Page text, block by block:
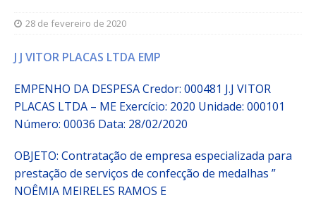
28 de fevereiro de 2020
J J VITOR PLACAS LTDA EMP
EMPENHO DA DESPESA Credor: 000481 J.J VITOR
PLACAS LTDA – ME Exercício: 2020 Unidade: 000101
Número: 00036 Data: 28/02/2020
OBJETO: Contratação de empresa especializada para
prestação de serviços de confecção de medalhas ”
NOÊMIA MEIRELES RAMOS E